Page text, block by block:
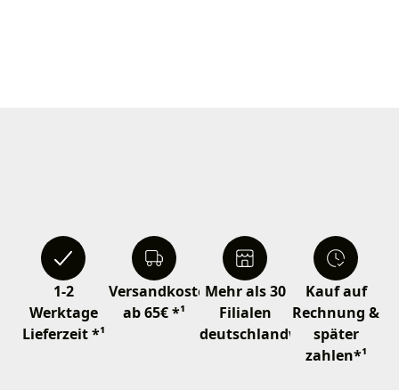
1-2
Werktage
Lieferzeit *¹
Versandkostenfrei
ab 65€ *¹
Mehr als 30
Filialen
deutschlandweit
Kauf auf
Rechnung &
später
zahlen*¹